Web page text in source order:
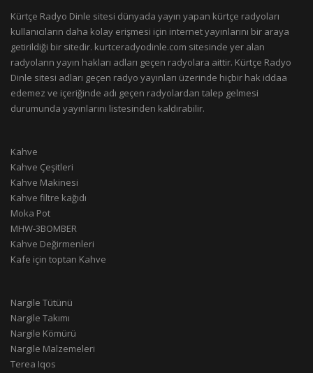
Kürtçe Radyo Dinle sitesi dünyada yayın yapan kürtçe radyoları
kullanıcıların daha kolay erişmesi için internet yayınlarını bir araya
getirildiği bir sitedir. kurtceradyodinle.com sitesinde yer alan
radyoların yayın hakları adları geçen radyolara aittir. Kürtçe Radyo
Dinle sitesi adları geçen radyo yayınları üzerinde hiçbir hak iddaa
edemez ve içeriğinde adı geçen radyolardan talep gelmesi
durumunda yayınlarını listesinden kaldırabilir.
Kahve
Kahve Çeşitleri
Kahve Makinesi
Kahve filtre kağıdı
Moka Pot
MHW-3BOMBER
Kahve Değirmenleri
Kafe için toptan Kahve
Nargile Tütünü
Nargile Takımı
Nargile Kömürü
Nargile Malzemeleri
Terea Iqos